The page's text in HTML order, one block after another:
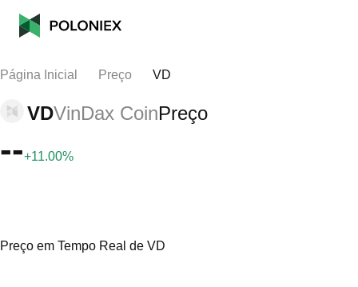
Página Inicial Preço VD
VDVinDax CoinPreço
--+11.00%
Preço em Tempo Real de VD